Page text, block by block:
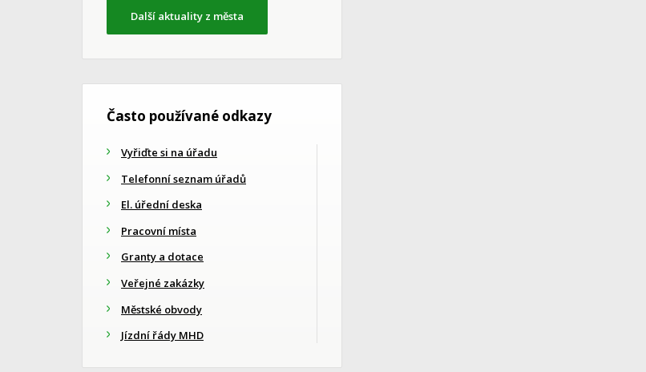
Další aktuality z města
Často používané odkazy
Vyřiďte si na úřadu
Telefonní seznam úřadů
El. úřední deska
Pracovní místa
Granty a dotace
Veřejné zakázky
Městské obvody
Jízdní řády MHD